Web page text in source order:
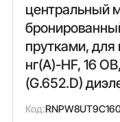
центральный
прутками, для
нг(А)-HF, 16
(G.652.D)
Код: